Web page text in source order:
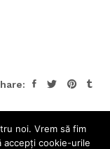
noi. Vrem să fim
accepţi cookie-urile